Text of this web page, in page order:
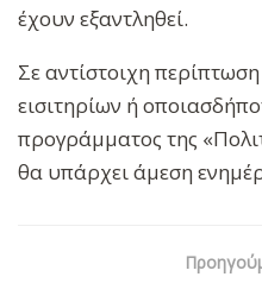
έχουν εξαντληθεί.
Σε αντίστοιχη
εισιτηρίων ή
προγράμματος της
θα υπάρχει άμεση